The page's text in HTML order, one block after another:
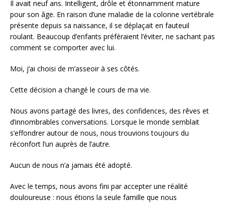
Il avait neuf ans. Intelligent, drôle et étonnamment mature
pour son âge. En raison d’une maladie de la colonne vertébrale
présente depuis sa naissance, il se déplaçait en fauteuil
roulant. Beaucoup d’enfants préféraient l’éviter, ne sachant pas
comment se comporter avec lui.
Moi, j’ai choisi de m’asseoir à ses côtés.
Cette décision a changé le cours de ma vie.
Nous avons partagé des livres, des confidences, des rêves et
d’innombrables conversations. Lorsque le monde semblait
s’effondrer autour de nous, nous trouvions toujours du
réconfort l’un auprès de l’autre.
Aucun de nous n’a jamais été adopté.
Avec le temps, nous avons fini par accepter une réalité
douloureuse : nous étions la seule famille que nous